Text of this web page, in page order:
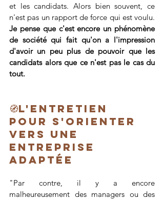
et les candidats. Alors bien souvent, ce
Je pense que c'est encore un phénomène
de société qui fait qu'on a l'impression
d'avoir un peu plus de pouvoir que les
candidats alors que ce n'est pas le cas du
tout.
🧭L'entretien
pour s'orienter
vers une
entreprise
adaptée
"Par contre, il y a encore
malheureusement des managers ou des